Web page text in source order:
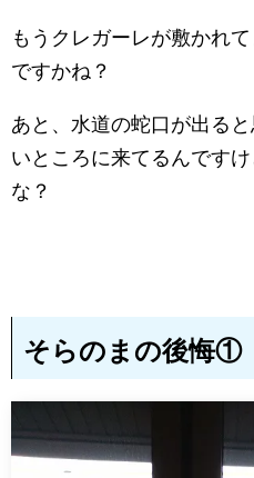
もうクレガーレが敷かれ
ですかね？
あと、水道の蛇口が出る
いところに来てるんです
な？
そらのまの後悔①